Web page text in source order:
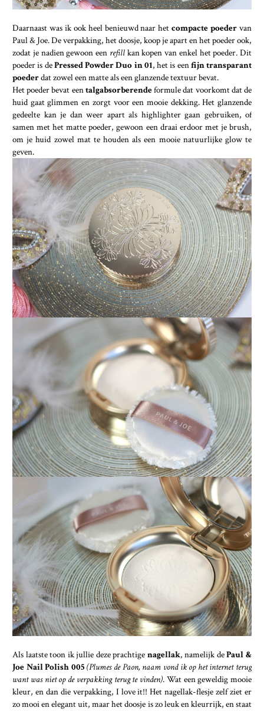
Daarnaast was ik ook heel benieuwd naar hetcompacte poedervan
Paul & Joe. De verpakking, het doosje, koop je apart en het poeder ook,
zodat je nadien gewoon een refillkan kopen van enkel het poeder. Dit
poeder is dePressed Powder Duo in 01, het is eenfijn transparant
poederdat zowel een matte als een glanzende textuur bevat.
Het poeder bevat eentalgabsorberendeformule dat voorkomt dat de
huid gaat glimmen en zorgt voor een mooie dekking. Het glanzende
gedeelte kan je dan weer apart als highlighter gaan gebruiken, of
samen met het matte poeder, gewoon een draai erdoor met je brush,
om je huid zowel mat te houden als een mooie natuurlijke glow te
geven.
Als laatste toon ik jullie deze prachtige nagellak, namelijk dePaul &
Joe Nail Polish 005(Plumes de Paon, naam vond ik op het internet terug
want was niet op de verpakking terug te vinden). Wat een geweldig mooie
kleur, en dan die verpakking, I love it!! Het nagellak-flesje zelf ziet er
zo mooi en elegant uit, maar het doosje is zo leuk en kleurrijk, en staat